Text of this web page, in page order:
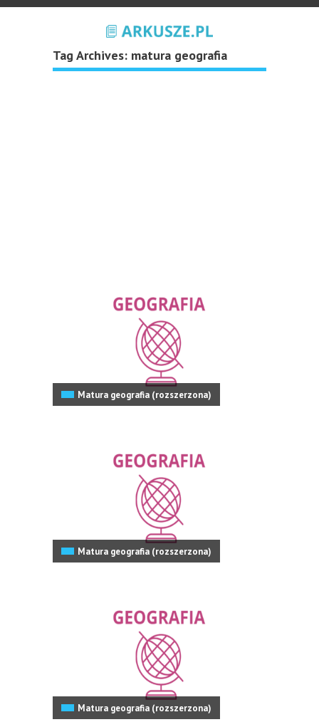
Tag Archives: matura geografia
Matura geografia (rozszerzona)
Matura geografia (rozszerzona)
Matura geografia (rozszerzona)